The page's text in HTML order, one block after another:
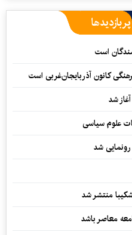
پربازدیدها
است
کانون آذربایجان‌غربی است
شد
علوم سیاسی
شد
منتشر شد
معاصر باشد